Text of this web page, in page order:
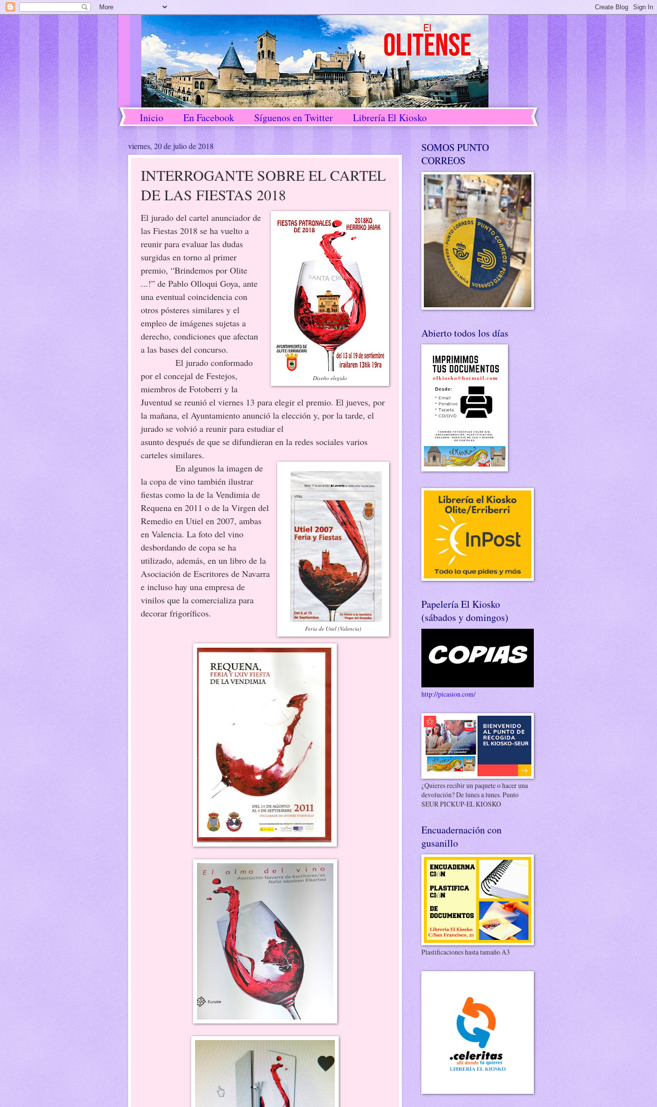
Inicio En Facebook Síguenos en Twitter Librería El Kiosko
viernes, 20 de julio de 2018
INTERROGANTE SOBRE EL CARTEL
DE LAS FIESTAS 2018
Diseño elegido
El jurado del cartel anunciador de
las Fiestas 2018 se ha vuelto a
reunir para evaluar las dudas
surgidas en torno al primer
premio, “Brindemos por Olite
...!” de Pablo Olloqui Goya, ante
una eventual coincidencia con
otros pósteres similares y el
empleo de imágenes sujetas a
derecho, condiciones que afectan
a las bases del concurso.
El jurado conformado
por el concejal de Festejos,
miembros de Fotoberri y la
Juventud se reunió el viernes 13 para elegir el premio. El jueves, por
la mañana, el Ayuntamiento anunció la elección y, por la tarde, el
jurado se volvió a reunir para estudiar el
asunto después de que se difundieran en la redes sociales varios
carteles similares.
Feria de Utiel (Valencia)
En algunos la imagen de
la copa de vino también ilustrar
fiestas como la de la Vendimia de
Requena en 2011 o de la Virgen del
Remedio en Utiel en 2007, ambas
en Valencia. La foto del vino
desbordando de copa se ha
utilizado, además, en un libro de la
Asociación de Escritores de Navarra
e incluso hay una empresa de
vinilos que la comercializa para
decorar frigoríficos.
SOMOS PUNTO
CORREOS
Abierto todos los días
Papelería El Kiosko
(sábados y domingos)
http://picasion.com/
¿Quieres recibir un paquete o hacer una
devolución? De lunes a lunes. Punto
SEUR PICKUP-EL KIOSKO
Encuadernación con
gusanillo
Plastificaciones hasta tamaño A3